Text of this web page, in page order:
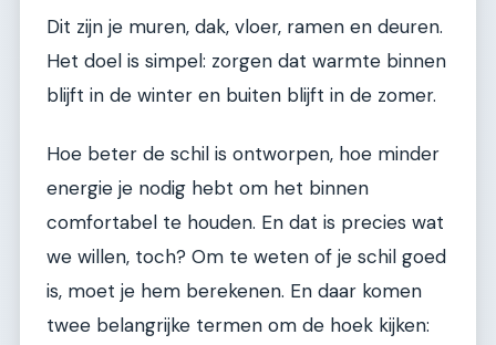
Dit zijn je muren, dak, vloer, ramen en deuren.
Het doel is simpel: zorgen dat warmte binnen
blijft in de winter en buiten blijft in de zomer.
Hoe beter de schil is ontworpen, hoe minder
energie je nodig hebt om het binnen
comfortabel te houden. En dat is precies wat
we willen, toch? Om te weten of je schil goed
is, moet je hem berekenen. En daar komen
twee belangrijke termen om de hoek kijken: